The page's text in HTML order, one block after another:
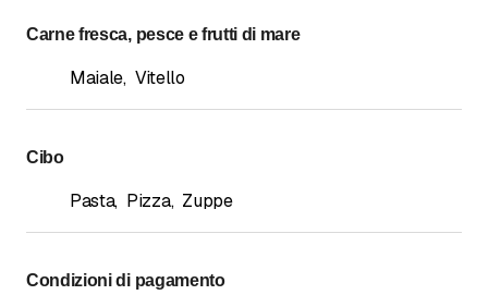
Carne fresca, pesce e frutti di mare
Maiale, Vitello
Cibo
Pasta, Pizza, Zuppe
Condizioni di pagamento